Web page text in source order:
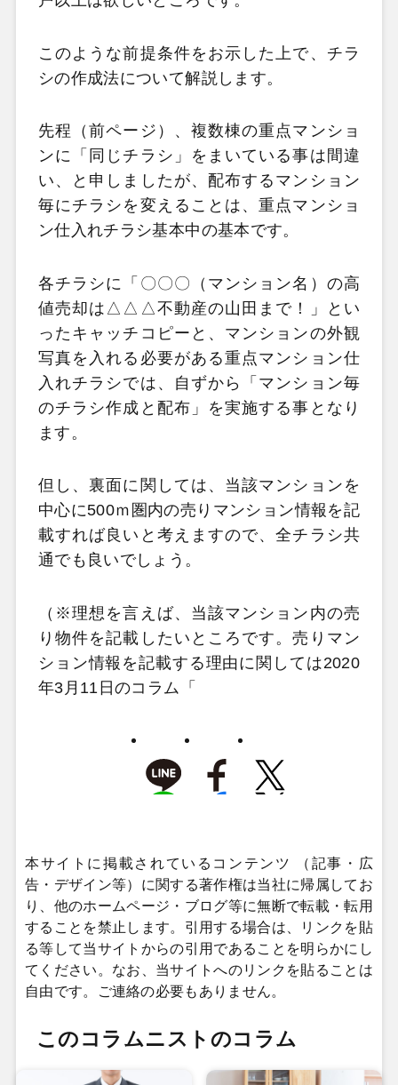
このような前提条件をお示した上で、チラ
シの作成法について解説します。
先程（前ページ）、複数棟の重点マンショ
ンに「同じチラシ」をまいている事は間違
い、と申しましたが、配布するマンション
毎にチラシを変えることは、重点マンショ
ン仕入れチラシ基本中の基本です。
各チラシに「〇〇〇（マンション名）の高
値売却は△△△不動産の山田まで！」とい
ったキャッチコピーと、マンションの外観
写真を入れる必要がある重点マンション仕
入れチラシでは、自ずから「マンション毎
のチラシ作成と配布」を実施する事となり
ます。
但し、裏面に関しては、当該マンションを
中心に500ｍ圏内の売りマンション情報を記
載すれば良いと考えますので、全チラシ共
通でも良いでしょう。
（※理想を言えば、当該マンション内の売
り物件を記載したいところです。売りマン
ション情報を記載する理由に関しては2020
年3月11日のコラム「
本サイトに掲載されているコンテンツ （記事・広
告・デザイン等）に関する著作権は当社に帰属してお
り、他のホームページ・ブログ等に無断で転載・転用
することを禁止します。引用する場合は、リンクを貼
る等して当サイトからの引用であることを明らかにし
てください。なお、当サイトへのリンクを貼ることは
自由です。ご連絡の必要もありません。
このコラムニストのコラム